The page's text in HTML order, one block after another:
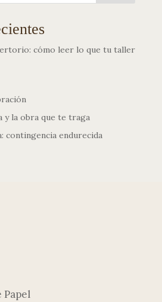
cómo leer lo que tu taller
y la obra que te traga
contingencia endurecida
Papel